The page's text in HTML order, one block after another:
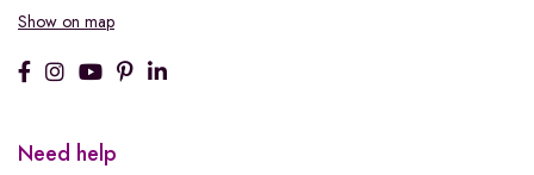
Show on map
Need help